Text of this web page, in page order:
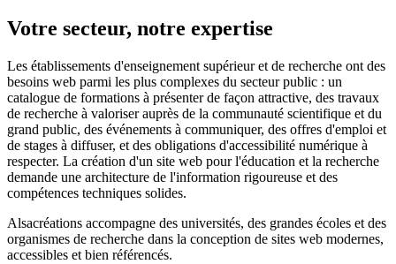
Votre secteur, notre expertise
Les établissements d'enseignement supérieur et de recherche ont des
besoins web parmi les plus complexes du secteur public : un
catalogue de formations à présenter de façon attractive, des travaux
de recherche à valoriser auprès de la communauté scientifique et du
grand public, des événements à communiquer, des offres d'emploi et
de stages à diffuser, et des obligations d'accessibilité numérique à
respecter. La création d'un site web pour l'éducation et la recherche
demande une architecture de l'information rigoureuse et des
compétences techniques solides.
Alsacréations accompagne des universités, des grandes écoles et des
organismes de recherche dans la conception de sites web modernes,
accessibles et bien référencés.